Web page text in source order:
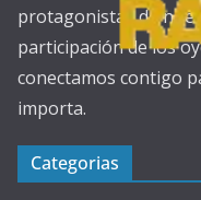
protagonistas de
participación de los
conectamos contigo
importa.
Categorias